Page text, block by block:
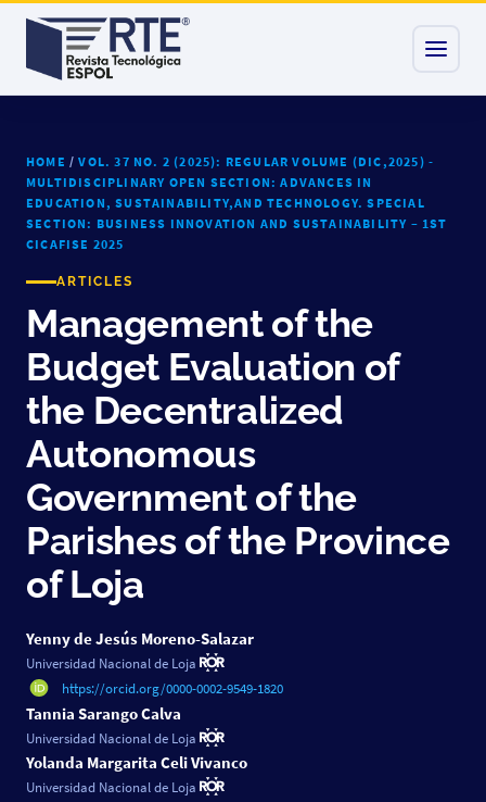
HOME /VOL. 37 NO. 2 (2025): REGULAR VOLUME (DIC,2025) -
MULTIDISCIPLINARY OPEN SECTION: ADVANCES IN
EDUCATION, SUSTAINABILITY,AND TECHNOLOGY. SPECIAL
SECTION: BUSINESS INNOVATION AND SUSTAINABILITY – 1ST
CICAFISE 2025
ARTICLES
Management of the
Budget Evaluation of
the Decentralized
Autonomous
Government of the
Parishes of the Province
of Loja
Yenny de Jesús Moreno-Salazar
Universidad Nacional de Loja
https://orcid.org/0000-0002-9549-1820
Tannia Sarango Calva
Universidad Nacional de Loja
Yolanda Margarita Celi Vivanco
Universidad Nacional de Loja